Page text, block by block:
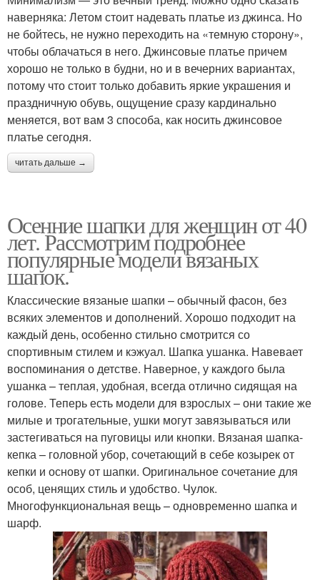
наверняка: Летом стоит надевать платье из джинса. Но
не бойтесь, не нужно переходить на «темную сторону»,
чтобы облачаться в него. Джинсовые платье причем
хорошо не только в будни, но и в вечерних вариантах,
потому что стоит только добавить яркие украшения и
праздничную обувь, ощущение сразу кардинально
меняется, вот вам 3 способа, как носить джинсовое
платье сегодня.
читать дальше →
Осенние шапки для женщин от 40
лет. Рассмотрим подробнее
популярные модели вязаных
шапок.
Классические вязаные шапки – обычный фасон, без
всяких элементов и дополнений. Хорошо подходит на
каждый день, особенно стильно смотрится со
спортивным стилем и кэжуал. Шапка ушанка. Навевает
воспоминания о детстве. Наверное, у каждого была
ушанка – теплая, удобная, всегда отлично сидящая на
голове. Теперь есть модели для взрослых – они такие же
милые и трогательные, ушки могут завязываться или
застегиваться на пуговицы или кнопки. Вязаная шапка-
кепка – головной убор, сочетающий в себе козырек от
кепки и основу от шапки. Оригинальное сочетание для
особ, ценящих стиль и удобство. Чулок.
Многофункциональная вещь – одновременно шапка и
шарф.